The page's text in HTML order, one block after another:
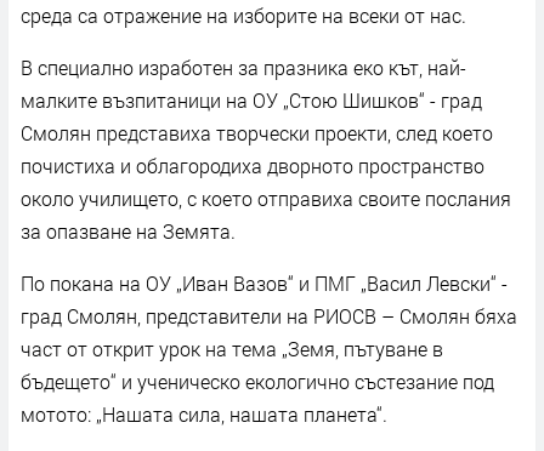
среда са отражение на изборите на всеки от нас.
В специално изработен за празника еко кът, най-
малките възпитаници на ОУ „Стою Шишков“ - град
Смолян представиха творчески проекти, след което
почистиха и облагородиха дворното пространство
около училището, с което отправиха своите послания
за опазване на Земята.
По покана на ОУ „Иван Вазов“ и ПМГ „Васил Левски“ -
град Смолян, представители на РИОСВ – Смолян бяха
част от открит урок на тема „Земя, пътуване в
бъдещето“ и ученическо екологично състезание под
мотото: „Нашата сила, нашата планета“.